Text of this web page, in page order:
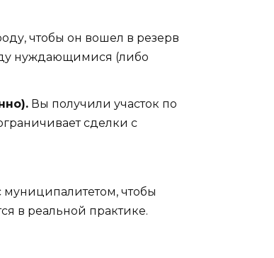
чтобы он вошел в резерв
нуждающимися (либо
Вы получили участок по
сделки с
муниципалитетом, чтобы
в реальной практике.